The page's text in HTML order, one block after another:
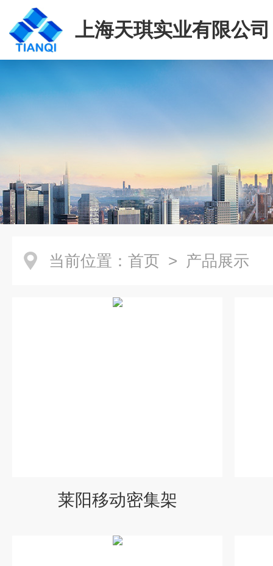
上海天琪实业有限公司
当前位置： 首页 > 产品展示
莱阳移动密集架